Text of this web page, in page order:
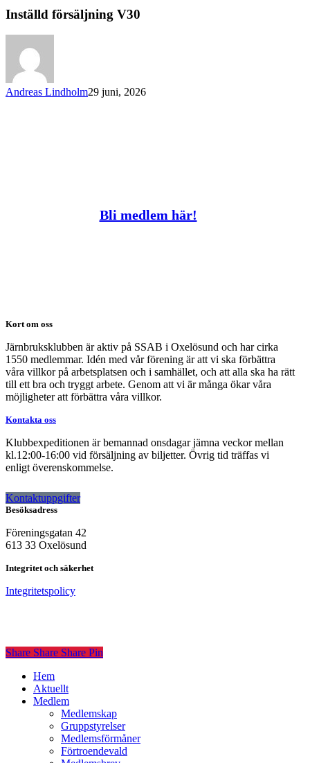
V30
Inställd försäljning V30
Andreas Lindholm29 juni, 2026
Bli medlem här!
Kort om oss
Järnbruksklubben är aktiv på SSAB i Oxelösund och har cirka
1550 medlemmar. Idén med vår förening är att vi ska förbättra
våra villkor på arbetsplatsen och i samhället, och att alla ska ha rätt
till ett bra och tryggt arbete. Genom att vi är många ökar våra
möjligheter att förbättra våra villkor.
Kontakta oss
Klubbexpeditionen är bemannad onsdagar jämna veckor mellan
kl.12:00-16:00 vid försäljning av biljetter. Övrig tid träffas vi
enligt överenskommelse.
Kontaktuppgifter
Besöksadress
Föreningsgatan 42
613 33 Oxelösund
Integritet och säkerhet
Integritetspolicy
Share
Share Share Share Pin
Close
Menu
Hem
Aktuellt
Medlem
Medlemskap
Gruppstyrelser
Medlemsförmåner
Förtroendevald